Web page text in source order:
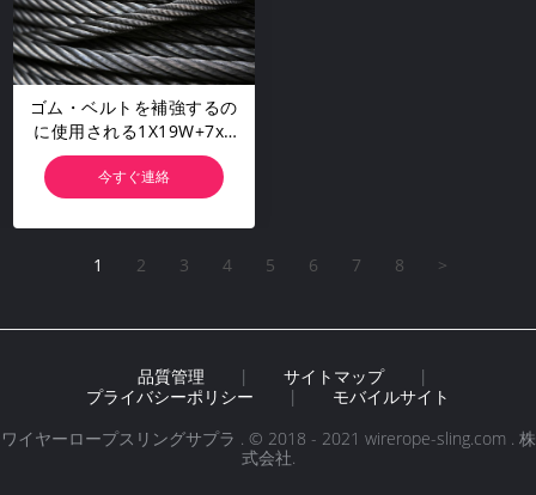
ゴム・ベルトを補強するの
に使用される1X19W+7x7
鋼線ロープのコンベヤー ベ
ルトの鋼鉄コード
今すぐ連絡
1 2 3 4 5 6 7 8 >
品質管理 | サイトマップ
|
プライバシーポリシー
|
モバイルサイト
ワイヤーロープスリングサプラ . © 2018 - 2021 wirerope-sling.com . 株
式会社.